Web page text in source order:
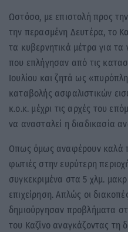
Ωστόσο, με επιστολή προς
την περασμένη Δευτέρα, το
τα κυβερνητικά μέτρα για
που επλήγησαν από τις
Ιουλίου και ζητά ως
καταβολής ασφαλιστικών
κ.ο.κ. μέχρι τις αρχές του
να ανασταλεί η διαδικασία
Οπως όμως αναφέρουν καλά
φωτιές στην ευρύτερη
συγκεκριμένα στα 5 χλμ.
επιχείρηση. Απλώς οι
δημιούργησαν προβλήματα
του Καζίνο αναγκάζοντας τη